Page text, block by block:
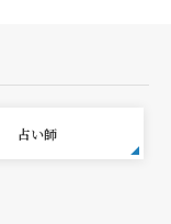
占い師